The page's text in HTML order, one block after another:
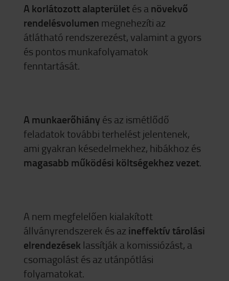
A korlátozott alapterületés anövekvő
rendelésvolumen megnehezíti az
átlátható rendszerezést, valamint a gyors
és pontos munkafolyamatok
fenntartását.
A munkaerőhiány és az ismétlődő
feladatok további terhelést jelentenek,
ami gyakran késedelmekhez, hibákhoz és
magasabb működési költségekhez vezet.
A nem megfelelően kialakított
állványrendszerek és az ineffektív tárolási
elrendezések lassítják a komissiózást, a
csomagolást és az utánpótlási
folyamatokat.